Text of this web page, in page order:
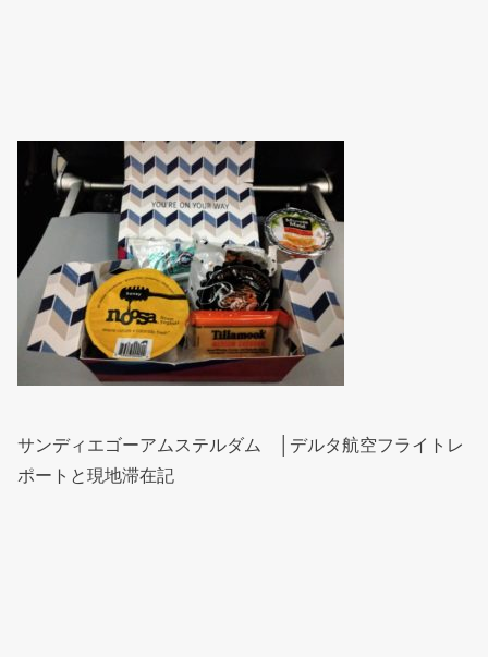
サンディエゴーアムステルダム │デルタ航空フライトレ
ポートと現地滞在記